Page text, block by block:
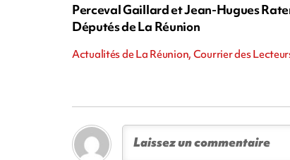
Perceval Gaillard et Jean-Hugues
Députés de La Réunion
Actualités de La Réunion, Courrier des